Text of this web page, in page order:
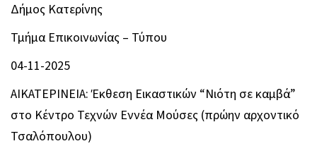
Δήμος Κατερίνης
Τμήμα Επικοινωνίας – Τύπου
04-11-2025
ΑΙΚΑΤΕΡΙΝΕΙΑ: Έκθεση Εικαστικών “Νιότη σε καμβά”
στο Κέντρο Τεχνών Εννέα Μούσες (πρώην αρχοντικό
Τσαλόπουλου)